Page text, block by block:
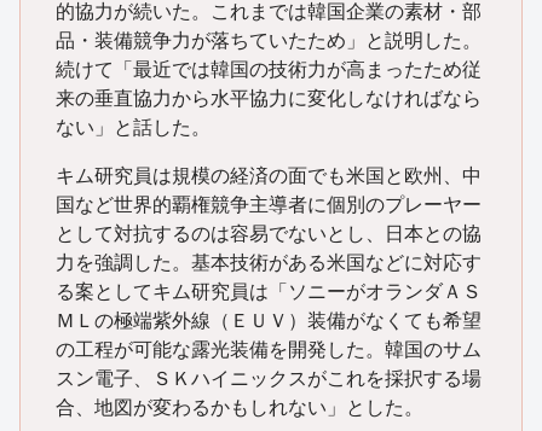
的協力が続いた。これまでは韓国企業の素材・部
品・装備競争力が落ちていたため」と説明した。
続けて「最近では韓国の技術力が高まったため従
来の垂直協力から水平協力に変化しなければなら
ない」と話した。
キム研究員は規模の経済の面でも米国と欧州、中
国など世界的覇権競争主導者に個別のプレーヤー
として対抗するのは容易でないとし、日本との協
力を強調した。基本技術がある米国などに対応す
る案としてキム研究員は「ソニーがオランダＡＳ
ＭＬの極端紫外線（ＥＵＶ）装備がなくても希望
の工程が可能な露光装備を開発した。韓国のサム
スン電子、ＳＫハイニックスがこれを採択する場
合、地図が変わるかもしれない」とした。